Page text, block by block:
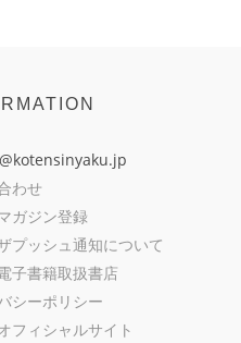
わせ
ガジン登録
プッシュ通知について
子書籍取扱書店
シーポリシー
フィシャルサイト